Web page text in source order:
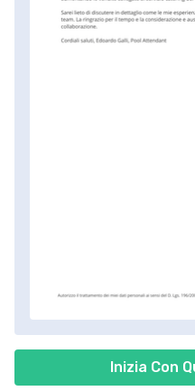
Inizia Con